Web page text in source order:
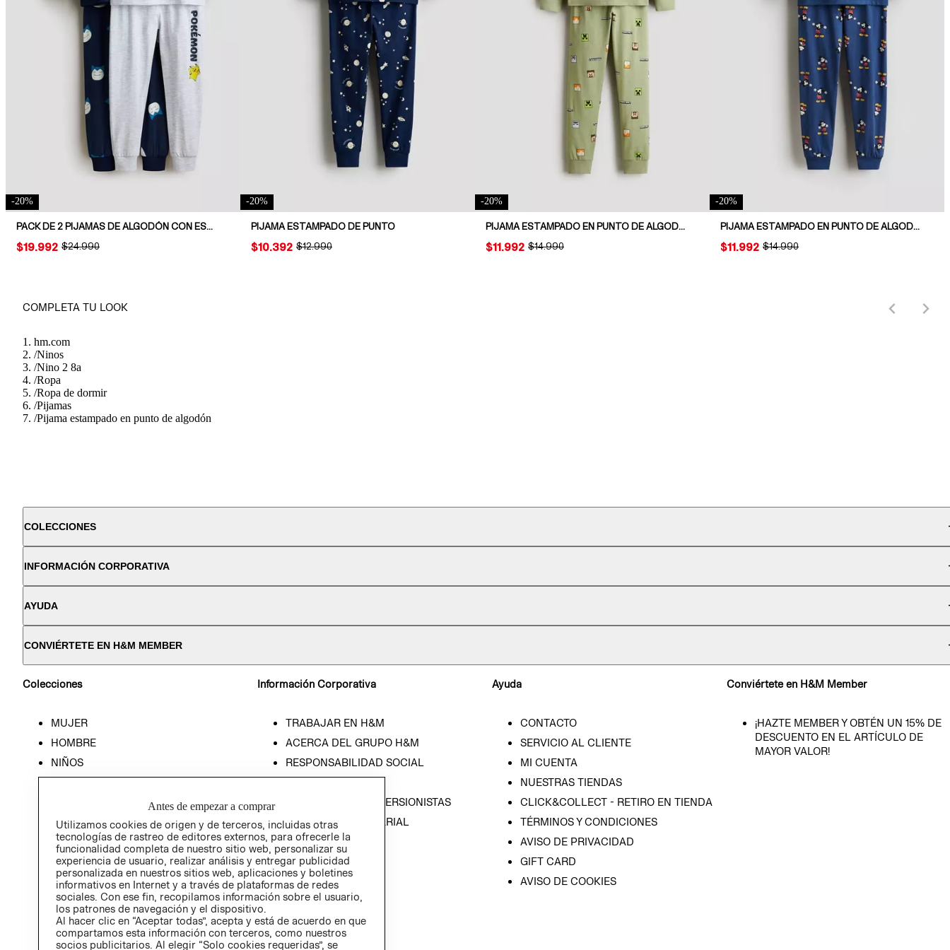
-20%
PACK DE 2 PIJAMAS DE ALGODÓN CON ESTAMPADO
ORIGINAL PRICE:
$24.990
PRICE:
$19.992
-20%
PIJAMA ESTAMPADO DE PUNTO
ORIGINAL PRICE:
$12.990
PRICE:
$10.392
-20%
PIJAMA ESTAMPADO EN PUNTO DE ALGODÓN
ORIGINAL PRICE:
$14.990
PRICE:
$11.992
-20%
PIJAMA ESTAMPADO EN PUNTO DE ALGODÓN
ORIGINAL PRICE:
$14.990
PRICE:
$11.992
COMPLETA TU LOOK
hm.com
/Ninos
/Nino 2 8a
/Ropa
/Ropa de dormir
/Pijamas
/Pijama estampado en punto de algodón
COLECCIONES
INFORMACIÓN CORPORATIVA
AYUDA
CONVIÉRTETE EN H&M MEMBER
Colecciones
MUJER
HOMBRE
NIÑOS
Información Corporativa
TRABAJAR EN H&M
ACERCA DEL GRUPO H&M
RESPONSABILIDAD SOCIAL
RELACIÓN CON INVERSIONISTAS
POLÍTICA EMPRESARIAL
Ayuda
CONTACTO
SERVICIO AL CLIENTE
MI CUENTA
NUESTRAS TIENDAS
CLICK&COLLECT - RETIRO EN TIENDA
TÉRMINOS Y CONDICIONES
AVISO DE PRIVACIDAD
GIFT CARD
AVISO DE COOKIES
Conviértete en H&M Member
¡HAZTE MEMBER Y OBTÉN UN 15% DE
DESCUENTO EN EL ARTÍCULO DE
MAYOR VALOR!
Antes de empezar a comprar
Utilizamos cookies de origen y de terceros, incluidas otras
tecnologías de rastreo de editores externos, para ofrecerle la
funcionalidad completa de nuestro sitio web, personalizar su
experiencia de usuario, realizar análisis y entregar publicidad
personalizada en nuestros sitios web, aplicaciones y boletines
informativos en Internet y a través de plataformas de redes
sociales. Con ese fin, recopilamos información sobre el usuario,
los patrones de navegación y el dispositivo.
Al hacer clic en “Aceptar todas”, acepta y está de acuerdo en que
compartamos esta información con terceros, como nuestros
socios publicitarios. Al elegir “Solo cookies requeridas”, se